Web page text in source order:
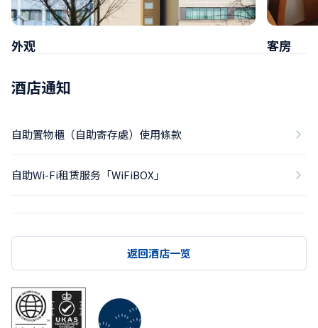
外观 客房
酒店通知
自助置物櫃（自助寄存處）使用條款
自助Wi-Fi租赁服务「WiFiBOX」
返回酒店一览